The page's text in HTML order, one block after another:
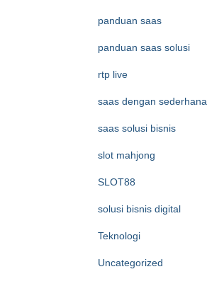
panduan saas
panduan saas solusi
rtp live
saas dengan sederhana
saas solusi bisnis
slot mahjong
SLOT88
solusi bisnis digital
Teknologi
Uncategorized